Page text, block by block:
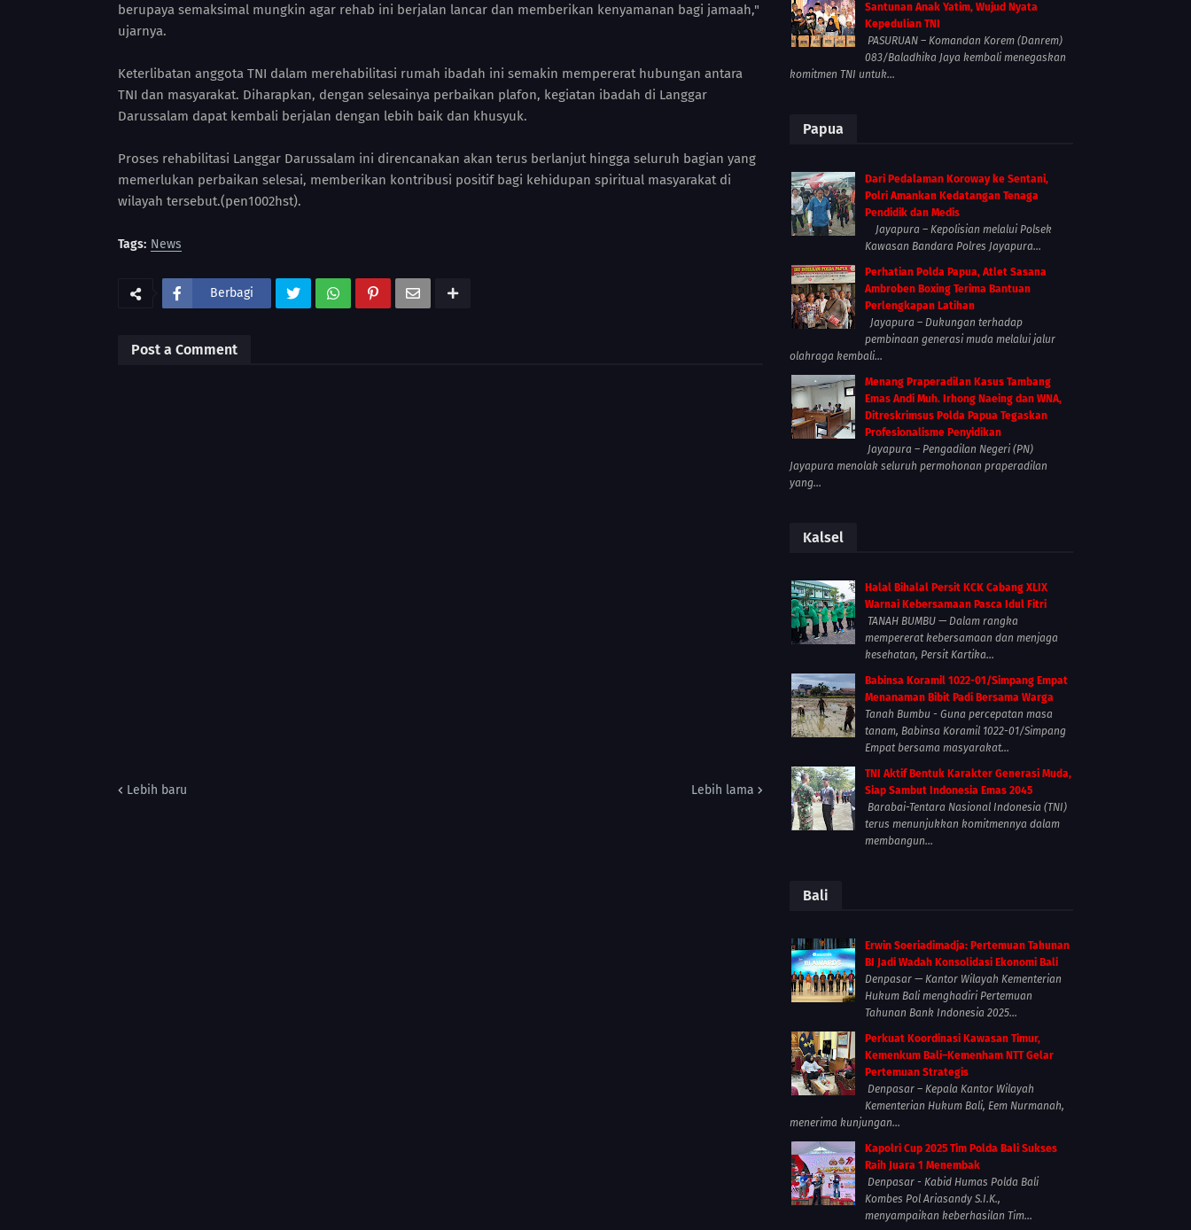
berupaya semaksimal mungkin agar rehab ini berjalan lancar dan memberikan kenyamanan bagi jamaah,"
ujarnya.
Keterlibatan anggota TNI dalam merehabilitasi rumah ibadah ini semakin mempererat hubungan antara
TNI dan masyarakat. Diharapkan, dengan selesainya perbaikan plafon, kegiatan ibadah di Langgar
Darussalam dapat kembali berjalan dengan lebih baik dan khusyuk.
Proses rehabilitasi Langgar Darussalam ini direncanakan akan terus berlanjut hingga seluruh bagian yang
memerlukan perbaikan selesai, memberikan kontribusi positif bagi kehidupan spiritual masyarakat di
wilayah tersebut.(pen1002hst).
Tags: News
Berbagi
Post a Comment
Lebih baru Lebih lama
Santunan Anak Yatim, Wujud Nyata
Kepedulian TNI
PASURUAN – Komandan Korem (Danrem)
083/Baladhika Jaya kembali menegaskan
komitmen TNI untuk...
Papua
Dari Pedalaman Koroway ke Sentani,
Polri Amankan Kedatangan Tenaga
Pendidik dan Medis
Jayapura – Kepolisian melalui Polsek
Kawasan Bandara Polres Jayapura...
Perhatian Polda Papua, Atlet Sasana
Ambroben Boxing Terima Bantuan
Perlengkapan Latihan
Jayapura – Dukungan terhadap
pembinaan generasi muda melalui jalur
olahraga kembali...
Menang Praperadilan Kasus Tambang
Emas Andi Muh. Irhong Naeing dan WNA,
Ditreskrimsus Polda Papua Tegaskan
Profesionalisme Penyidikan
Jayapura – Pengadilan Negeri (PN)
Jayapura menolak seluruh permohonan praperadilan
yang...
Kalsel
Halal Bihalal Persit KCK Cabang XLIX
Warnai Kebersamaan Pasca Idul Fitri
TANAH BUMBU — Dalam rangka
mempererat kebersamaan dan menjaga
kesehatan, Persit Kartika...
Babinsa Koramil 1022-01/Simpang Empat
Menanaman Bibit Padi Bersama Warga
Tanah Bumbu - Guna percepatan masa
tanam, Babinsa Koramil 1022-01/Simpang
Empat bersama masyarakat...
TNI Aktif Bentuk Karakter Generasi Muda,
Siap Sambut Indonesia Emas 2045
Barabai-Tentara Nasional Indonesia (TNI)
terus menunjukkan komitmennya dalam
membangun...
Bali
Erwin Soeriadimadja: Pertemuan Tahunan
BI Jadi Wadah Konsolidasi Ekonomi Bali
Denpasar — Kantor Wilayah Kementerian
Hukum Bali menghadiri Pertemuan
Tahunan Bank Indonesia 2025...
Perkuat Koordinasi Kawasan Timur,
Kemenkum Bali–Kemenham NTT Gelar
Pertemuan Strategis
Denpasar – Kepala Kantor Wilayah
Kementerian Hukum Bali, Eem Nurmanah,
menerima kunjungan...
Kapolri Cup 2025 Tim Polda Bali Sukses
Raih Juara 1 Menembak
Denpasar - Kabid Humas Polda Bali
Kombes Pol Ariasandy S.I.K.,
menyampaikan keberhasilan Tim...